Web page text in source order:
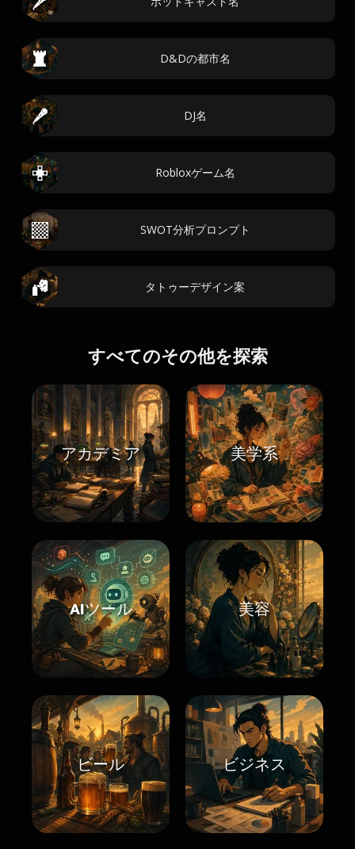
D&Dの都市名
DJ名
Robloxゲーム名
SWOT分析プロンプト
タトゥーデザイン案
すべてのその他を探索
アカデミア 美学系
AIツール 美容
ビール ビジネス